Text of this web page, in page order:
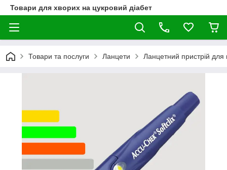
Товари для хворих на цукровий діабет
Товари та послуги Ланцети Ланцетний пристрій